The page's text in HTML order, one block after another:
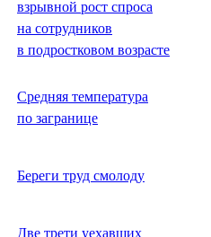
взрывной рост спроса
на сотрудников
в подростковом возрасте
Средняя температура
по загранице
Береги труд смолоду
Две трети уехавших